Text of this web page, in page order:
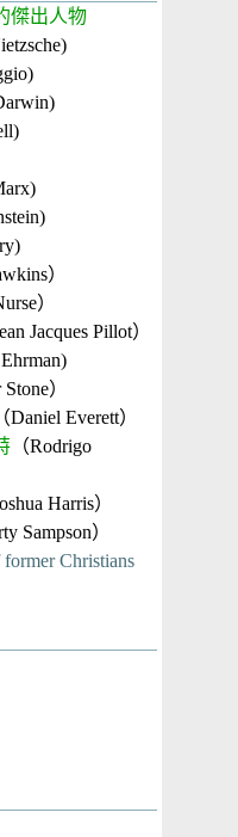
傑出人物
）
）
Jacques Pillot）
）
（Daniel Everett）
（Rodrigo
Harris）
Sampson）
Christians